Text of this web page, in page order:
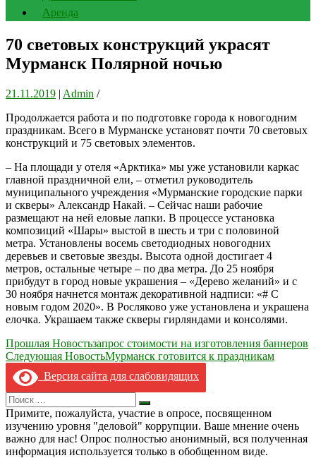
Аренда
70 световых конструкций украсят
Мурманск Полярной ночью
21.11.2019 | Admin /
Продолжается работа и по подготовке города к новогодним
праздникам. Всего в Мурманске установят почти 70 световых
конструкций и 75 световых элементов.
– На площади у отеля «Арктика» мы уже установили каркас
главной праздничной ели, – отметил руководитель
муниципального учреждения «Мурманские городские парки
и скверы» Александр Накай. – Сейчас наши рабочие
размещают на ней еловые лапки. В процессе установка
композиций «Шары» выстой в шесть и три с половиной
метра. Установлены восемь светодиодных новогодних
деревьев и световые звезды. Высота одной достигает 4
метров, остальные четыре – по два метра. До 25 ноября
прибудут в город новые украшения – «Дерево желаний» и с
30 ноября начнется монтаж декоративной надписи: «# С
новым годом 2020». В Росляково уже установлена и украшена
елочка. Украшаем также скверы гирляндами и консолями.
Навигация
по
записям
Прошлая Новостьзапрос стоимости на изготовления баннеров
Следующая НовостьМурманск готовится к праздникам
Версия сайта для слабовидящих
Search
for:
Искать
Примите, пожалуйста, участие в опросе, посвященном
изучению уровня "деловой" коррупции. Ваше мнение очень
важно для нас! Опрос полностью анонимный, вся полученная
информация используется только в обобщенном виде.